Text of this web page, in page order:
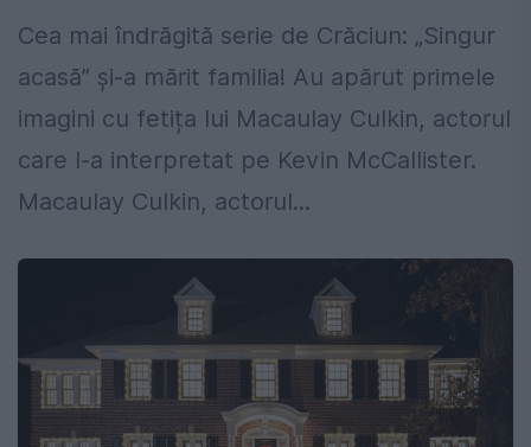
Cea mai îndrăgită serie de Crăciun: „Singur
acasă” și-a mărit familia! Au apărut primele
imagini cu fetița lui Macaulay Culkin, actorul
care l-a interpretat pe Kevin McCallister.
Macaulay Culkin, actorul...